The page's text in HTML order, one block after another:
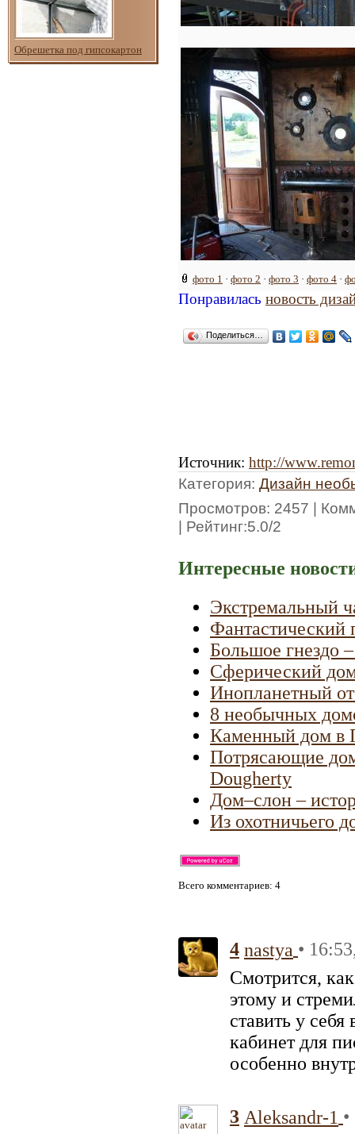
Обрешетка под гипсокартон
фото 1 · фото 2 · фото 3 · фото 4 ·
Понравилась новость
Поделиться…
Источник: http://
Категория: Дизайн
Просмотров: 2457 |
| Рейтинг:5.0/2
Интересные
Экстремальный
Фантастический
Большое гнездо
Сферический
Инопланетный
8 необычных
Каменный дом в
Потрясающие
Dougherty
Дом–слон –
Из охотничьего
Всего комментариев: 4
4 nastya •
Смотрится,
этому и
ставить у
кабинет для
особенно
3 Aleksandr-1